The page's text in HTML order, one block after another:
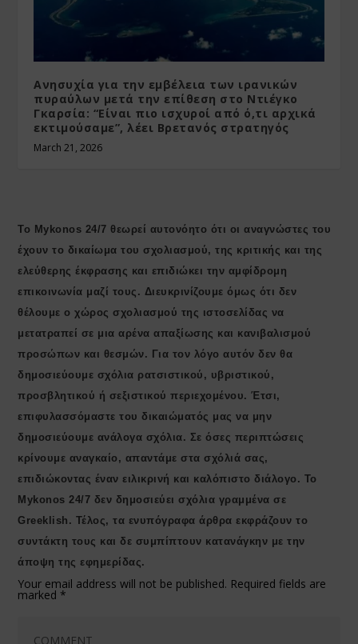
Ανησυχία για την εμβέλεια των ιρανικών
πυραύλων μετά την επίθεση στο Ντιέγκο
Γκαρσία: “Είναι πιο ισχυροί από ό,τι αρχικά
εκτιμούσαμε”, λέει Βρετανός στρατηγός
March 21, 2026
Το Mykonos 24/7 θεωρεί αυτονόητο ότι οι αναγνώστες του
έχουν το δικαίωμα του σχολιασμού, της κριτικής και της
ελεύθερης έκφρασης και επιδιώκει την αμφίδρομη
επικοινωνία μαζί τους. Διευκρινίζουμε όμως ότι δεν
θέλουμε ο χώρος σχολιασμού της ιστοσελίδας να
μετατραπεί σε μια αρένα απαξίωσης και κανιβαλισμού
προσώπων και θεσμών. Για τον λόγο αυτόν δεν θα
δημοσιεύουμε σχόλια ρατσιστικού, υβριστικού,
προσβλητικού ή σεξιστικού περιεχομένου. Έτσι,
επιφυλασσόμαστε του δικαιώματός μας να μην
δημοσιεύουμε ανάλογα σχόλια. Σε όσες περιπτώσεις
κρίνουμε αναγκαίο, απαντάμε στα σχόλιά σας,
επιδιώκοντας έναν ειλικρινή και καλόπιστο διάλογο. Το
Μykonos 24/7 δεν δημοσιεύει σχόλια γραμμένα σε
Greeklish. Τέλος, τα ενυπόγραφα άρθρα εκφράζουν το
συντάκτη τους και δε συμπίπτουν κατανάγκην με την
άποψη της εφημερίδας.
Your email address will not be published. Required fields are
marked *